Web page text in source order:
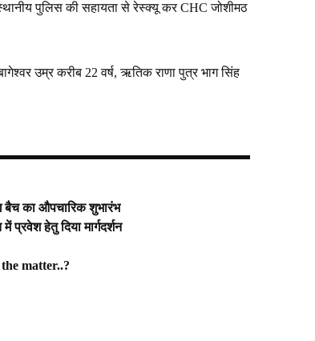
पुलिस की सहायता से रेस्क्यू कर CHC जोशीमठ
उम्र करीब 22 वर्ष, ऋतिक राणा पुत्र भाग सिंह
बैच का औपचारिक शुभारंभ
प्रवेश हेतु दिया मार्गदर्शन
the matter..?